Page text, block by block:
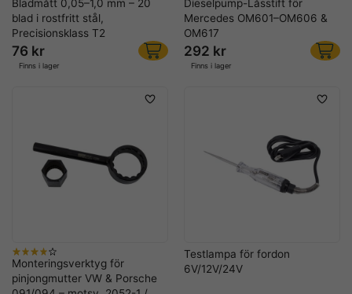
Bladmått 0,05–1,0 mm – 20
blad i rostfritt stål,
Precisionsklass T2
76 kr
Finns i lager
Dieselpump-Låsstift för
Mercedes OM601–OM606 &
OM617
292 kr
Finns i lager
Monteringsverktyg för
pinjongmutter VW & Porsche
Testlampa för fordon
6V/12V/24V